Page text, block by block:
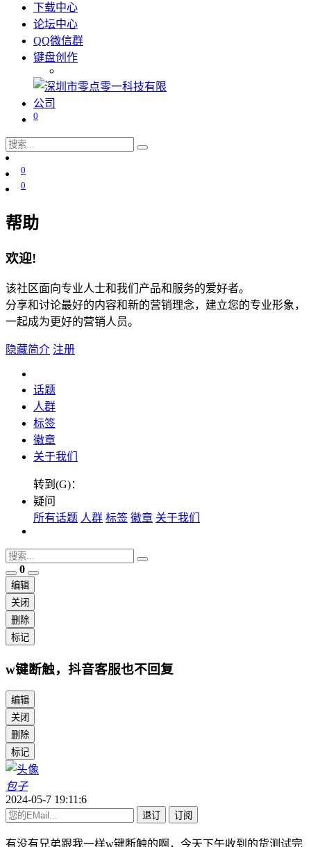
下载中心
论坛中心
QQ微信群
键盘创作
0
0
0
帮助
欢迎!
该社区面向专业人士和我们产品和服务的爱好者。
分享和讨论最好的内容和新的营销理念，建立您的专业形象，
一起成为更好的营销人员。
隐藏简介 注册
话题
人群
标签
徽章
关于我们
转到(G)：
疑问
所有话题 人群 标签 徽章 关于我们
0
编辑
关闭
删除
标记
w键断触，抖音客服也不回复
编辑
关闭
删除
标记
包子
2024-05-7 19:11:6
退订 订阅
有没有兄弟跟我一样w键断触的啊，今天下午收到的货测试完